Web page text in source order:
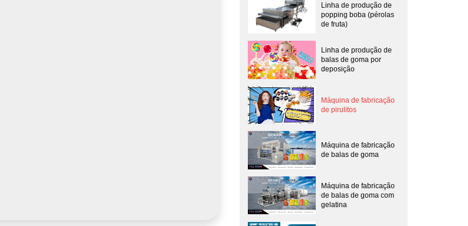
Linha de produção de
popping boba (pérolas
de fruta)
Linha de produção de
balas de goma por
deposição
Máquina de fabricação
de pirulitos
Máquina de fabricação
de balas de goma
Máquina de fabricação
de balas de goma com
gelatina